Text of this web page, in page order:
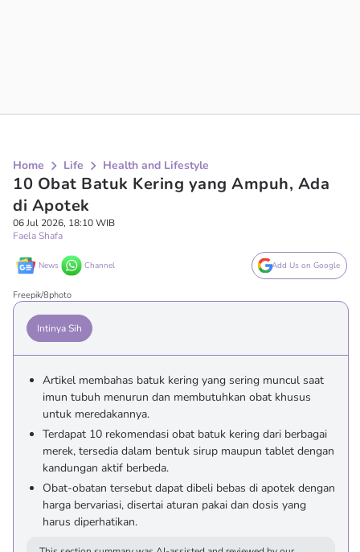
Home Life Health and Lifestyle
10 Obat Batuk Kering yang Ampuh, Ada
di Apotek
06 Jul 2026, 18:10 WIB
Faela Shafa
News Channel Add Us on Google
Freepik/8photo
Intinya Sih
Artikel membahas batuk kering yang sering muncul saat
imun tubuh menurun dan membutuhkan obat khusus
untuk meredakannya.
Terdapat 10 rekomendasi obat batuk kering dari berbagai
merek, tersedia dalam bentuk sirup maupun tablet dengan
kandungan aktif berbeda.
Obat-obatan tersebut dapat dibeli bebas di apotek dengan
harga bervariasi, disertai aturan pakai dan dosis yang
harus diperhatikan.